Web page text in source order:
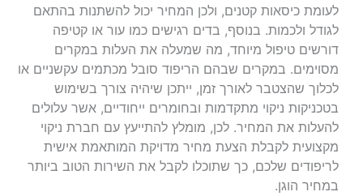
לעומת כיסאות קטנים, ולכן המחיר יכול להשתנות בהתאם
לגודל ולכמות. בנוסף, בדים רגישים כמו עור או קטיפה
דורשים טיפול מיוחד, מה שמעלה את העלות במקרים
מסוימים. במקרים שבהם הריפוד סובל מכתמים עקשניים או
לכלוך שהצטבר לאורך זמן, ייתכן שיהיה צורך בשימוש
בטכניקות ניקוי מתקדמות ובחומרים ייחודיים, אשר עלולים
להעלות את המחיר. לכן, מומלץ להתייעץ עם חברת ניקוי
מקצועית לקבלת הצעת מחיר מדויקת המותאמת אישית
לריפודים שלכם, כך שתוכלו לקבל את השירות הטוב ביותר
במחיר הוגן.